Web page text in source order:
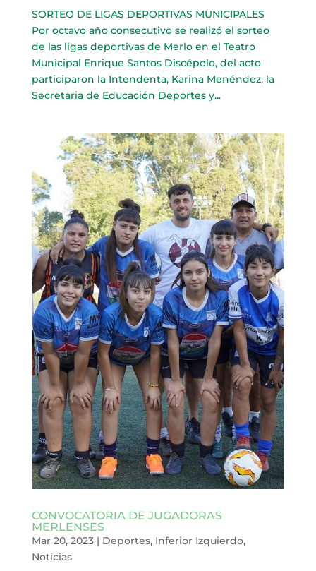
SORTEO DE LIGAS DEPORTIVAS MUNICIPALES
Por octavo año consecutivo se realizó el sorteo
de las ligas deportivas de Merlo en el Teatro
Municipal Enrique Santos Discépolo, del acto
participaron la Intendenta, Karina Menéndez, la
Secretaria de Educación Deportes y...
CONVOCATORIA DE JUGADORAS
MERLENSES
Mar 20, 2023| Deportes, Inferior Izquierdo,
Noticias